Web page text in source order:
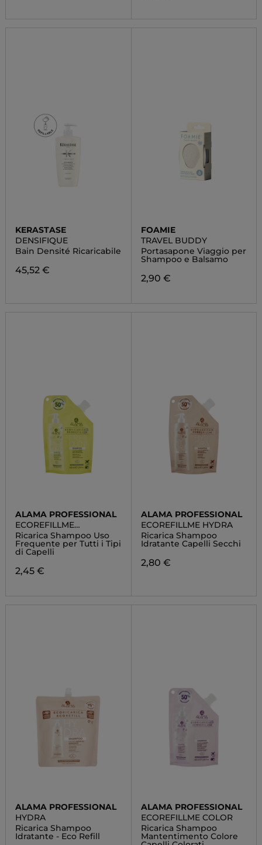
KERASTASE
DENSIFIQUE
Bain Densité Ricaricabile
45,52 €
FOAMIE
TRAVEL BUDDY
Portasapone Viaggio per
Shampoo e Balsamo
2,90 €
ALAMA PROFESSIONAL
ECOREFILLME
FREQUENT
Ricarica Shampoo Uso
Frequente per Tutti i Tipi
di Capelli
2,45 €
ALAMA PROFESSIONAL
ECOREFILLME HYDRA
Ricarica Shampoo
Idratante Capelli Secchi
2,80 €
ALAMA PROFESSIONAL
HYDRA
Ricarica Shampoo
Idratante - Eco Refill
ALAMA PROFESSIONAL
ECOREFILLME COLOR
Ricarica Shampoo
Mantentimento Colore